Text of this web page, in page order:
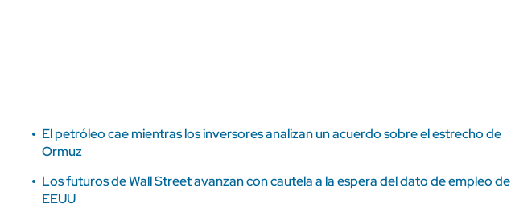
El petróleo cae mientras los inversores analizan un acuerdo sobre el estrecho de
Ormuz
Los futuros de Wall Street avanzan con cautela a la espera del dato de empleo de
EEUU